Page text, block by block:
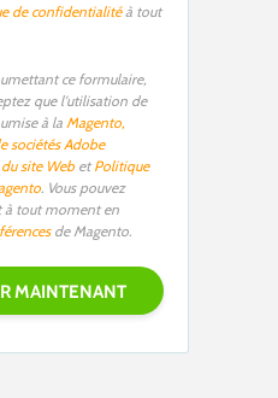
de confidentialitéà tout
ce formulaire,
que l'utilisation de
à la Magento,
sociétés Adobe
site Web et Politique
. Vous pouvez
à tout moment en
de Magento.